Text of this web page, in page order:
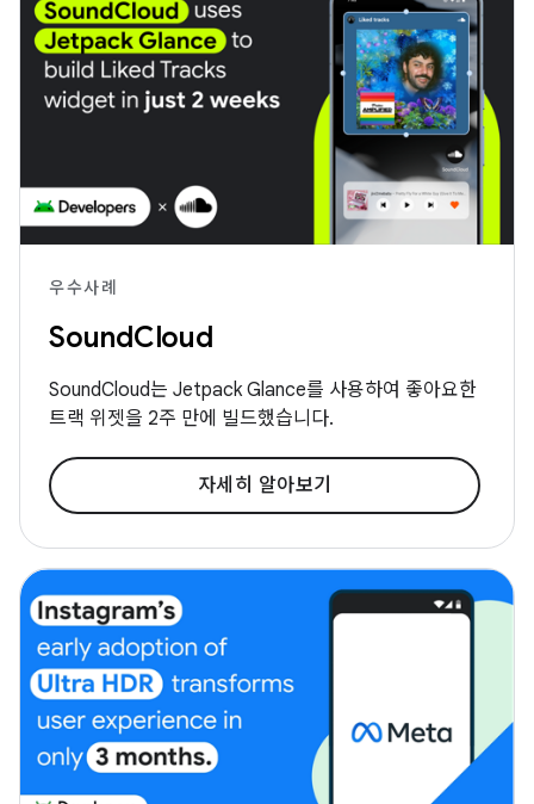
우수사례
SoundCloud
SoundCloud는 Jetpack Glance를 사용하여 좋아요한
트랙 위젯을 2주 만에 빌드했습니다.
자세히 알아보기